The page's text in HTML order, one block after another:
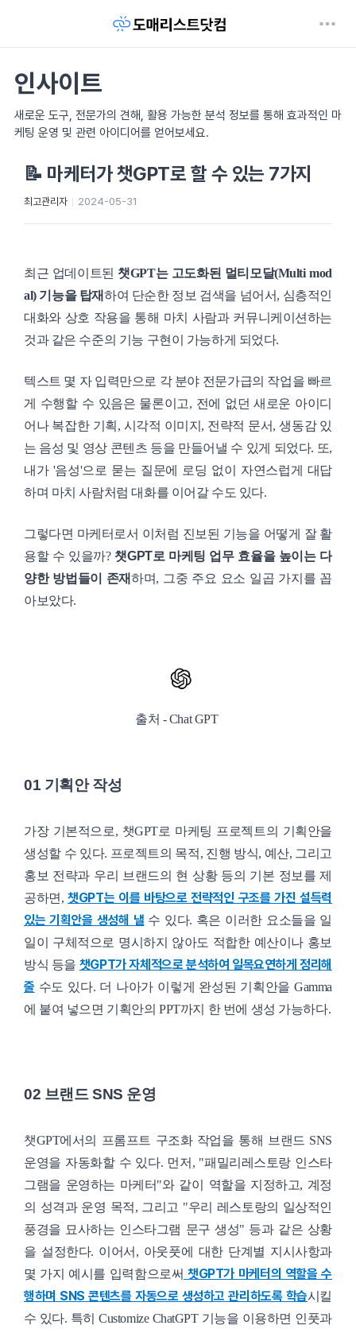
인사이트
새로운 도구, 전문가의 견해, 활용 가능한 분석 정보를 통해 효과적인 마
케팅 운영 및 관련 아이디어를 얻어보세요.
📝 마케터가 챗GPT로 할 수 있는 7가지
최고관리자 2024-05-31
최근 업데이트된챗GPT는 고도화된 멀티모달(Multi mod
al) 기능을 탑재하여 단순한 정보 검색을 넘어서, 심층적인
대화와 상호 작용을 통해 마치 사람과 커뮤니케이션하는
것과 같은 수준의 기능 구현이 가능하게 되었다.
텍스트 몇 자 입력만으로 각 분야 전문가급의 작업을 빠르
게 수행할 수 있음은 물론이고, 전에 없던 새로운 아이디
어나 복잡한 기획, 시각적 이미지, 전략적 문서, 생동감 있
는 음성 및 영상 콘텐츠 등을 만들어낼 수 있게 되었다. 또,
내가 '음성'으로 묻는 질문에 로딩 없이 자연스럽게 대답
하며 마치 사람처럼 대화를 이어갈 수도 있다.
그렇다면 마케터로서 이처럼 진보된 기능을 어떻게 잘 활
용할 수 있을까?챗GPT로 마케팅 업무 효율을 높이는 다
양한 방법들이 존재하며, 그중 주요 요소 일곱 가지를 꼽
아보았다.
출처 - Chat GPT
01 기획안 작성
가장 기본적으로, 챗GPT로 마케팅 프로젝트의 기획안을
생성할 수 있다. 프로젝트의 목적, 진행 방식, 예산, 그리고
홍보 전략과 우리 브랜드의 현 상황 등의 기본 정보를 제
공하면,챗GPT는 이를 바탕으로 전략적인 구조를 가진 설득력
있는 기획안을 생성해 낼 수 있다. 혹은 이러한 요소들을 일
일이 구체적으로 명시하지 않아도 적합한 예산이나 홍보
방식 등을 챗GPT가 자체적으로 분석하여 일목요연하게 정리해
줄 수도 있다. 더 나아가 이렇게 완성된 기획안을 Gamma
에 붙여 넣으면 기획안의 PPT까지 한 번에 생성 가능하다.
02 브랜드 SNS 운영
챗GPT에서의 프롬프트 구조화 작업을 통해 브랜드 SNS
운영을 자동화할 수 있다. 먼저, "패밀리레스토랑 인스타
그램을 운영하는 마케터"와 같이 역할을 지정하고, 계정
의 성격과 운영 목적, 그리고 "우리 레스토랑의 일상적인
풍경을 묘사하는 인스타그램 문구 생성" 등과 같은 상황
을 설정한다. 이어서, 아웃풋에 대한 단계별 지시사항과
몇 가지 예시를 입력함으로써 챗GPT가 마케터의 역할을 수
행하며 SNS 콘텐츠를 자동으로 생성하고 관리하도록 학습시킬
수 있다. 특히 Customize ChatGPT 기능을 이용하면 인풋과